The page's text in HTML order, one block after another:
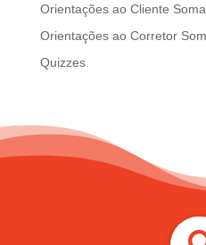
Orientações ao Cliente Soma
Orientações ao Corretor
Quizzes